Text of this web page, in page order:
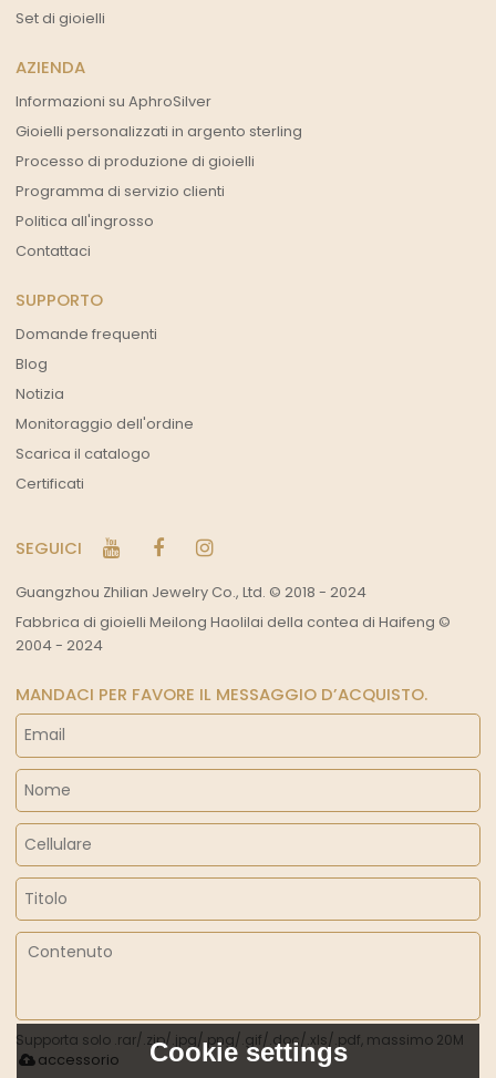
Set di gioielli
AZIENDA
Informazioni su AphroSilver
Gioielli personalizzati in argento sterling
Processo di produzione di gioielli
Programma di servizio clienti
Politica all'ingrosso
Contattaci
SUPPORTO
Domande frequenti
Blog
Notizia
Monitoraggio dell'ordine
Scarica il catalogo
Certificati
SEGUICI
Guangzhou Zhilian Jewelry Co., Ltd. © 2018 - 2024
Fabbrica di gioielli Meilong Haolilai della contea di Haifeng ©
2004 - 2024
MANDACI PER FAVORE IL MESSAGGIO D’ACQUISTO.
Supporta solo .rar/.zip/.jpg/.png/.gif/.doc/.xls/.pdf, massimo 20M
accessorio Cookie settings